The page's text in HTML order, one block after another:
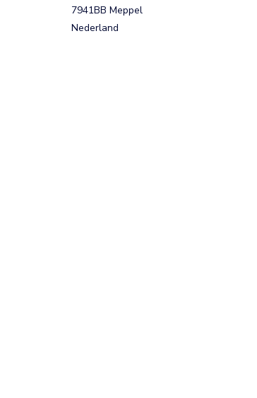
7941BB Meppel
Nederland